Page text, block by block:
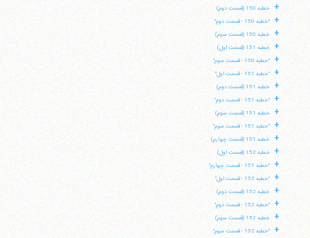
+ خطبه 150 (قسمت دوم)
+ "خطبه 150 - قسمت دوم"
+ خطبه 150 (قسمت سوم)
+ خطبه 151 (قسمت اول)
+ "خطبه 150 - قسمت سوم"
+ "خطبه 151 - قسمت اول"
+ خطبه 151 (قسمت دوم)
+ "خطبه 151 - قسمت دوم"
+ خطبه 151 (قسمت سوم)
+ "خطبه 151 - قسمت سوم"
+ خطبه 151 (قسمت چهارم)
+ خطبه 152 (قسمت اول)
+ "خطبه 151 - قسمت چهارم"
+ "خطبه 152 - قسمت اول"
+ خطبه 152 (قسمت دوم)
+ "خطبه 152 - قسمت دوم"
+ خطبه 152 (قسمت سوم)
+ "خطبه 152 - قسمت سوم"